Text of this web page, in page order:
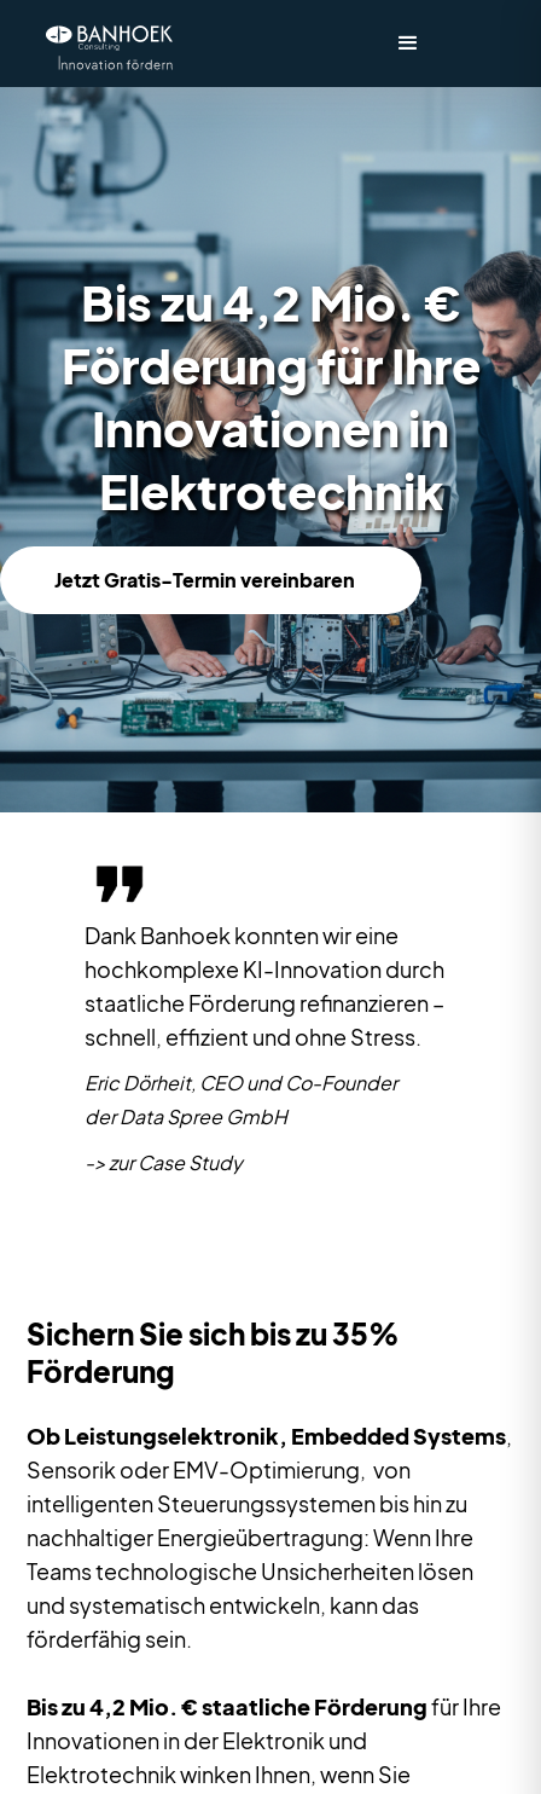
Bis zu 4,2 Mio. €
Förderung für Ihre
Innovationen in
Elektrotechnik
Jetzt Gratis-Termin vereinbaren
Banhoek hat unser Projekt auf den
Punkt gebracht – komplex,
international, förderfähig.
Jens Meichsner und Niels Grabbert,
Geschäftsführer der stenon GmbH
-> zur Case Study
Sichern Sie sich bis zu 35%
Förderung
Ob Leistungselektronik, Embedded Systems,
Sensorik oder EMV-Optimierung, von
intelligenten Steuerungssystemen bis hin zu
nachhaltiger Energieübertragung: Wenn Ihre
Teams technologische Unsicherheiten lösen
und systematisch entwickeln, kann das
förderfähig sein.
Bis zu 4,2 Mio. € staatliche Förderungfür Ihre
Innovationen in der Elektronik und
Elektrotechnik winken Ihnen, wenn Sie